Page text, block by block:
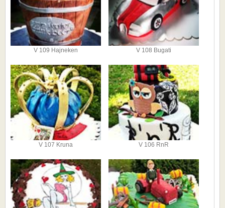
V 109 Hajneken V 108 Bugati
V 107 Kruna V 106 RnR